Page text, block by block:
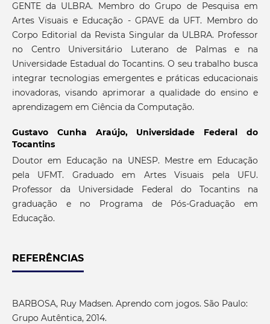
GENTE da ULBRA. Membro do Grupo de Pesquisa em
Artes Visuais e Educação - GPAVE da UFT. Membro do
Corpo Editorial da Revista Singular da ULBRA. Professor
no Centro Universitário Luterano de Palmas e na
Universidade Estadual do Tocantins. O seu trabalho busca
integrar tecnologias emergentes e práticas educacionais
inovadoras, visando aprimorar a qualidade do ensino e
aprendizagem em Ciência da Computação.
Gustavo Cunha Araújo, Universidade Federal do
Tocantins
Doutor em Educação na UNESP. Mestre em Educação
pela UFMT. Graduado em Artes Visuais pela UFU.
Professor da Universidade Federal do Tocantins na
graduação e no Programa de Pós-Graduação em
Educação.
REFERÊNCIAS
BARBOSA, Ruy Madsen. Aprendo com jogos. São Paulo:
Grupo Autêntica, 2014.